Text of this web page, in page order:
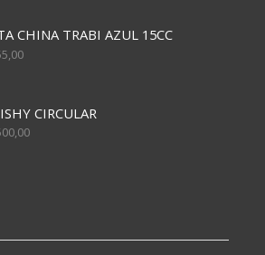
CHINA TRABI AZUL 15CC
CIRCULAR